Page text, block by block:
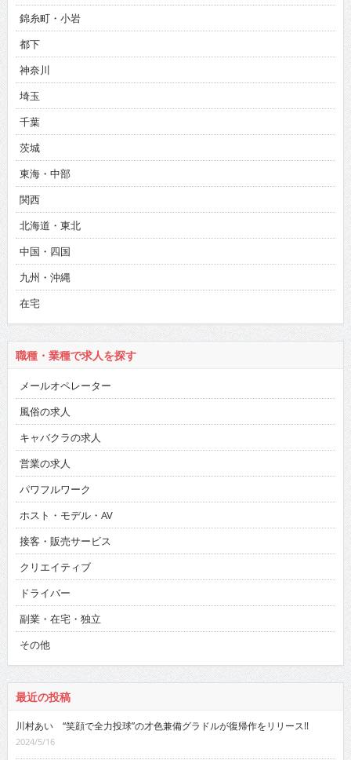
錦糸町・小岩
都下
神奈川
埼玉
千葉
茨城
東海・中部
関西
北海道・東北
中国・四国
九州・沖縄
在宅
職種・業種で求人を探す
メールオペレーター
風俗の求人
キャバクラの求人
営業の求人
パワフルワーク
ホスト・モデル・AV
接客・販売サービス
クリエイティブ
ドライバー
副業・在宅・独立
その他
最近の投稿
川村あい “笑顔で全力投球”の才色兼備グラドルが復帰作をリリース!!
2024/5/16